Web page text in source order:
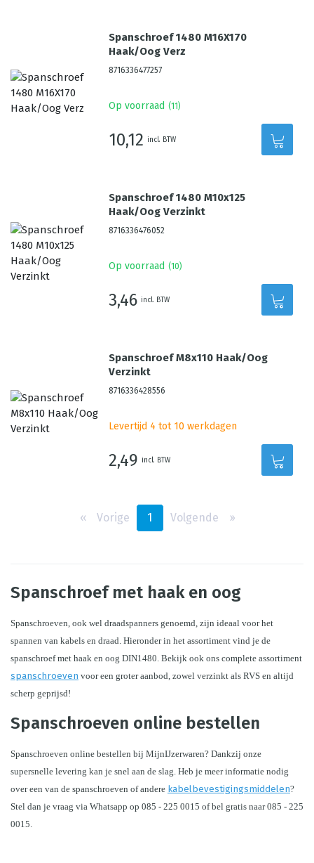
Spanschroef 1480 M16X170
Haak/Oog Verz
8716336477257
Op voorraad (11 )
10,12 incl. BTW
Spanschroef 1480 M10x125
Haak/Oog Verzinkt
8716336476052
Op voorraad (10)
3,46 incl. BTW
Spanschroef M8x110 Haak/Oog
Verzinkt
8716336428556
Levertijd 4 tot 10 werkdagen
2,49 incl. BTW
‹‹ Vorige 1 Volgende ››
Spanschroef met haak en oog
Spanschroeven, ook wel draadspanners genoemd, zijn ideaal voor het
spannen van kabels en draad. Hieronder in het assortiment vind je de
spanschroeven voor een groter aanbod, zowel verzinkt als RVS en altijd
scherp geprijsd!
Spanschroeven online bestellen
Spanschroeven online bestellen bij MijnIJzerwaren? Dankzij onze
supersnelle levering kan je snel aan de slag. Heb je meer informatie nodig
over een van de spanschroeven of andere kabelbevestigingsmiddelen?
Stel dan je vraag via Whatsapp op 085 - 225 0015 of bel gratis naar 085 - 225
0015.